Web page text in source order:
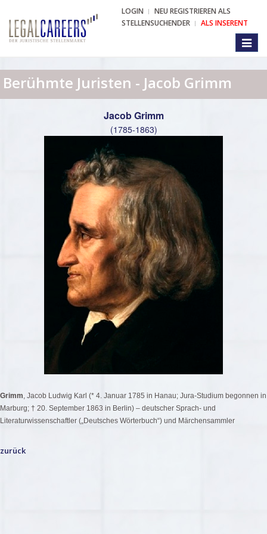
LOGIN
NEU REGISTRIEREN ALS
STELLENSUCHENDER
ALS INSERENT
Berühmte Juristen - Jacob Grimm
Jacob Grimm
(1785-1863)
Grimm, Jacob Ludwig Karl (* 4. Januar 1785 in Hanau; Jura-Studium begonnen in
Marburg; † 20. September 1863 in Berlin) – deutscher Sprach- und
Literaturwissenschaftler („Deutsches Wörterbuch“) und Märchensammler
zurück